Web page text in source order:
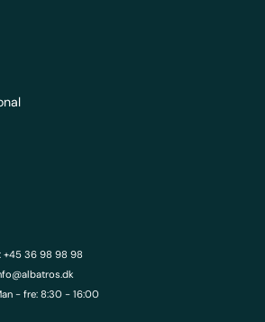
+45 36 98 98 98
- fre: 8:30 - 16:00